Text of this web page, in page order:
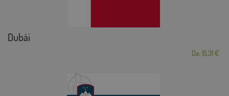
Dubái
Da: 15,31 €